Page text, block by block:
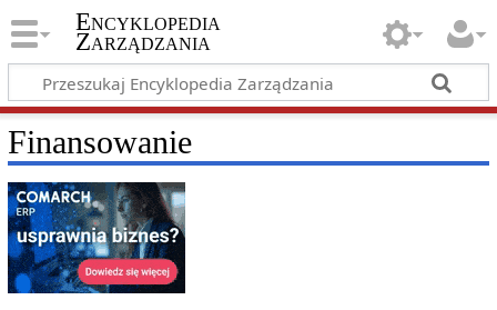
Encyklopedia
Zarządzania
Finansowanie